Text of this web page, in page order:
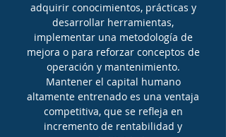
adquirir conocimientos, prácticas y
desarrollar herramientas,
implementar una metodología de
mejora o para reforzar conceptos de
operación y mantenimiento.
Mantener el capital humano
altamente entrenado es una ventaja
competitiva, que se refleja en
incremento de rentabilidad y